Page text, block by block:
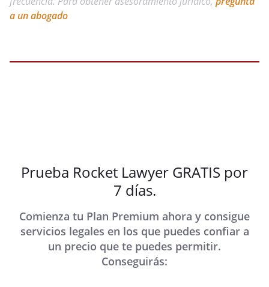
a un abogado
Prueba Rocket Lawyer GRATIS por
7 días.
Comienza tu Plan Premium ahora y consigue
servicios legales en los que puedes confiar a
un precio que te puedes permitir.
Conseguirás: